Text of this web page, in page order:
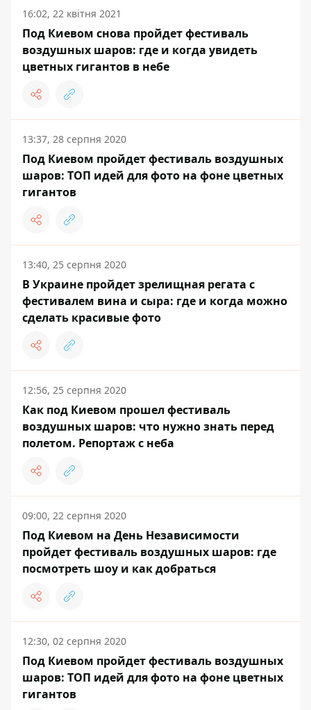
16:02, 22 квітня 2021
Под Киевом снова пройдет фестиваль
воздушных шаров: где и когда увидеть
цветных гигантов в небе
13:37, 28 серпня 2020
Под Киевом пройдет фестиваль воздушных
шаров: ТОП идей для фото на фоне цветных
гигантов
13:40, 25 серпня 2020
В Украине пройдет зрелищная регата с
фестивалем вина и сыра: где и когда можно
сделать красивые фото
12:56, 25 серпня 2020
Как под Киевом прошел фестиваль
воздушных шаров: что нужно знать перед
полетом. Репортаж с неба
09:00, 22 серпня 2020
Под Киевом на День Независимости
пройдет фестиваль воздушных шаров: где
посмотреть шоу и как добраться
12:30, 02 серпня 2020
Под Киевом пройдет фестиваль воздушных
шаров: ТОП идей для фото на фоне цветных
гигантов